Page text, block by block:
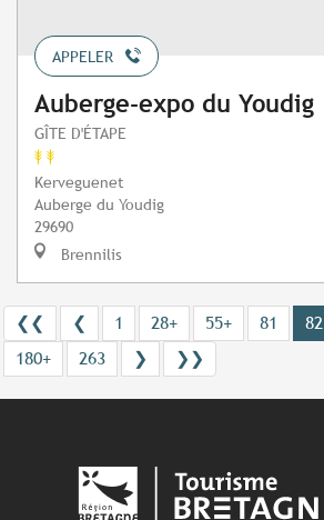
APPELER
Auberge-expo du Youdig
GÎTE D'ÉTAPE
Kerveguenet
Auberge du Youdig
29690
Brennilis
❮❮ ❮ 1 28+ 55+ 81 82
180+
263 ❯ ❯❯